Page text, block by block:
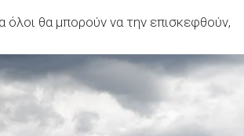
θα μπορούν να την επισκεφθούν,